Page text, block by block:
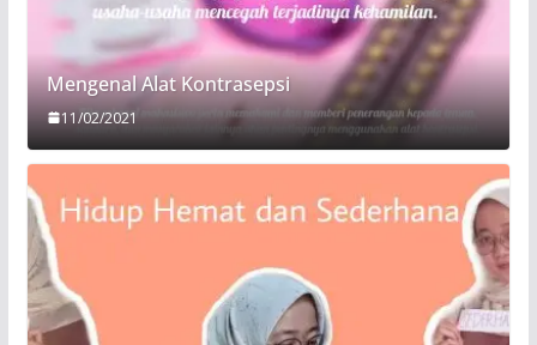
Mengenal Alat Kontrasepsi
11/02/2021